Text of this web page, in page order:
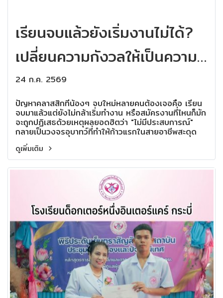
เรียนจบแล้วยังเริ่มงานไม่ได้?
เปลี่ยนความกังวลให้เป็นความ
พร้อมที่ IKS กระบี่
24 ก.ค. 2569
ปัญหาคลาสสิกที่น้องๆ จบใหม่หลายคนต้องเจอคือ เรียน
จบมาแล้วแต่ยังไม่กล้าเริ่มทำงาน หรือสมัครงานที่ไหนก็มัก
จะถูกปฏิเสธด้วยเหตุผลยอดฮิตว่า "ไม่มีประสบการณ์"
กลายเป็นวงจรอุบาทว์ที่ทำให้ก้าวแรกในสายอาชีพสะดุด
ดูเพิ่มเติม